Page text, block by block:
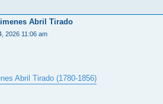
Abril Tirado
2026 11:06 am
Abril Tirado (1780-1856)